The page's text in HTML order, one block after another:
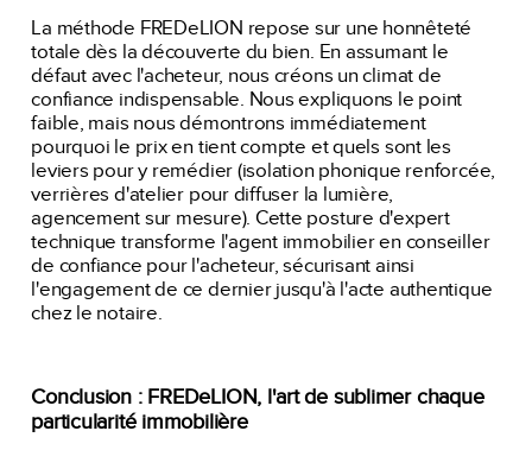
La méthode FREDeLION repose sur une honnêteté
totale dès la découverte du bien. En assumant le
défaut avec l'acheteur, nous créons un climat de
confiance indispensable. Nous expliquons le point
faible, mais nous démontrons immédiatement
pourquoi le prix en tient compte et quels sont les
leviers pour y remédier (isolation phonique renforcée,
verrières d'atelier pour diffuser la lumière,
agencement sur mesure). Cette posture d'expert
technique transforme l'agent immobilier en conseiller
de confiance pour l'acheteur, sécurisant ainsi
l'engagement de ce dernier jusqu'à l'acte authentique
chez le notaire.
Conclusion : FREDeLION, l'art de sublimer chaque
particularité immobilière